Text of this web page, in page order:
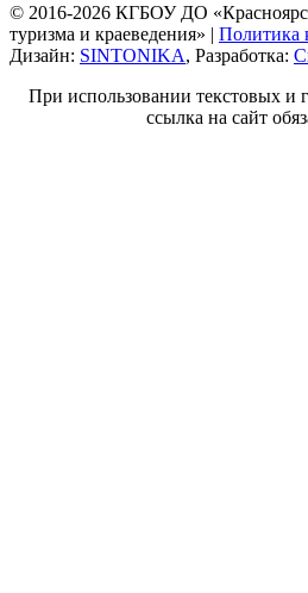
© 2016-2026 КГБОУ ДО
туризма и краеведения» | Политика
Дизайн: SINTONIKA, Разработка:
При использовании текстовых и
ссылка на сайт